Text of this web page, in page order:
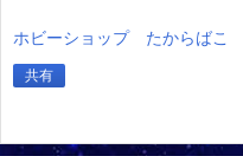
ホビーショップ たからばこ
共有